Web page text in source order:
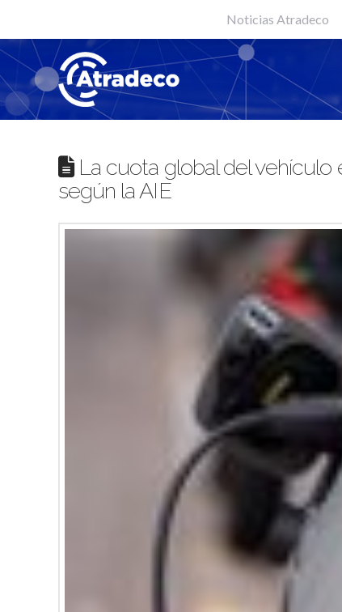
Noticias Atradeco
La cuota global del vehículo
según la AIE